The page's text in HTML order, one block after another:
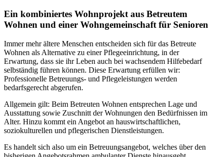
Ein kombiniertes Wohnprojekt aus Betreutem
Wohnen und einer Wohngemeinschaft für Senioren
Immer mehr ältere Menschen entscheiden sich für das Betreute
Wohnen als Alternative zu einer Pflegeeinrichtung, in der
Erwartung, dass sie ihr Leben auch bei wachsendem Hilfebedarf
selbständig führen können. Diese Erwartung erfüllen wir:
Professionelle Betreuungs- und Pflegeleistungen werden
bedarfsgerecht abgerufen.
Allgemein gilt: Beim Betreuten Wohnen entsprechen Lage und
Ausstattung sowie Zuschnitt der Wohnungen den Bedürfnissen im
Alter. Hinzu kommt ein Angebot an hauswirtschaftlichen,
soziokulturellen und pflegerischen Dienstleistungen.
Es handelt sich also um ein Betreuungsangebot, welches über den